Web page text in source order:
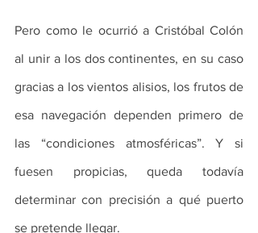
Pero como le ocurrió a Cristóbal Colón
al unir a los dos continentes, en su caso
gracias a los vientos alisios, los frutos de
esa navegación dependen primero de
las “condiciones atmosféricas”. Y si
fuesen propicias, queda todavía
determinar con precisión a qué puerto
se pretende llegar.